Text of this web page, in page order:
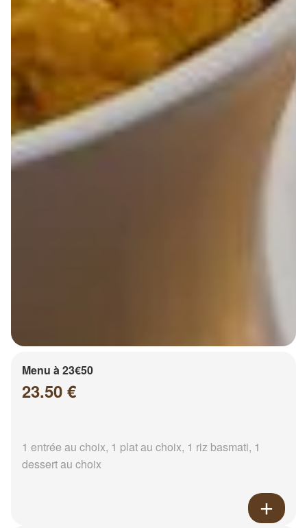
Menu à 23€50
23.50 €
1 entrée au choix, 1 plat au choix, 1 riz basmati, 1
dessert au choix